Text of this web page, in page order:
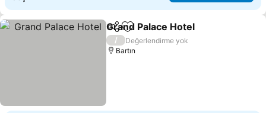
PaylaşFavorilerime ekle
Grand Palace Hotel
/
Değerlendirme yok
Bartın